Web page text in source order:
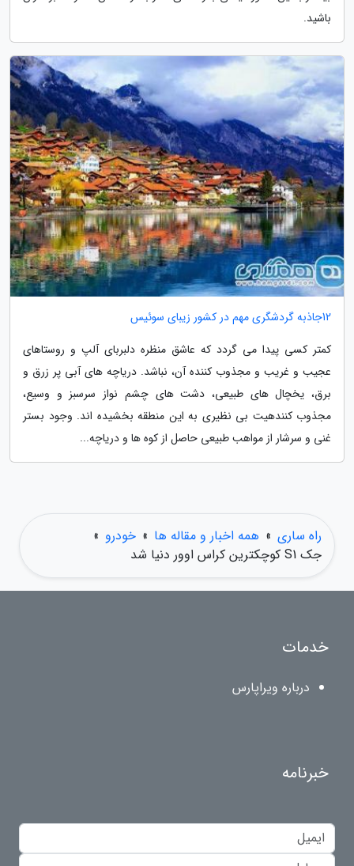
باشید.
12جاذبه گردشگری مهم در کشور زیبای سوئیس
کمتر کسی پیدا می گردد که عاشق منظره دلبربای آلپ و روستاهای
عجیب و غریب و مجذوب کننده آن، نباشد. دریاچه های آبی پر زرق و
برق، یخچال های طبیعی، دشت های چشم نواز سرسبز و وسیع،
مجذوب کنندهیت بی نظیری به این منطقه بخشیده اند. وجود بستر
غنی و سرشار از مواهب طبیعی حاصل از کوه ها و دریاچه...
راه ساری » همه اخبار و مقاله ها » خودرو »
جک S1 کوچکترین کراس اوور دنیا شد
خدمات
درباره ویراپارس
خبرنامه